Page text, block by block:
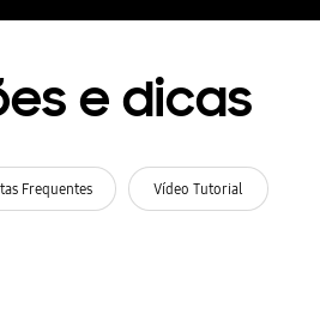
e dicas
Frequentes Vídeo Tutorial